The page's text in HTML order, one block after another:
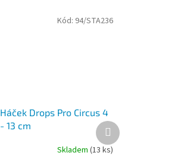
Háček Drops Pro Circus 4
- 13 cm
Skladem (13 ks)
Kód: 94/STA236
Další
produkt